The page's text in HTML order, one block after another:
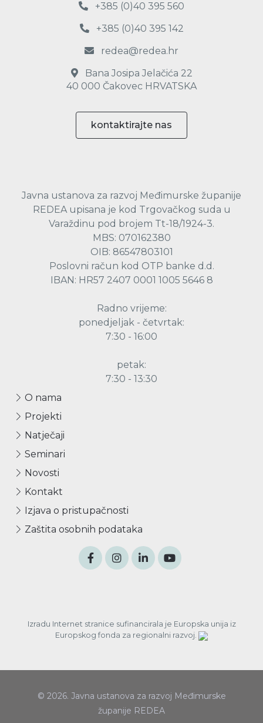
+385 (0)40 395 560
+385 (0)40 395 142
redea@redea.hr
Bana Josipa Jelačića 22
40 000 Čakovec HRVATSKA
kontaktirajte nas
Javna ustanova za razvoj Međimurske županije
REDEA upisana je kod Trgovačkog suda u
Varaždinu pod brojem Tt-18/1924-3.
MBS: 070162380
OIB: 86547803101
Poslovni račun kod OTP banke d.d.
IBAN: HR57 2407 0001 1005 5646 8
Radno vrijeme:
ponedjeljak - četvrtak:
7:30 - 16:00
petak:
7:30 - 13:30
O nama
Projekti
Natječaji
Seminari
Novosti
Kontakt
Izjava o pristupačnosti
Zaštita osobnih podataka
Izradu Internet stranice sufinancirala je Europska unija iz
Europskog fonda za regionalni razvoj.
© 2026. Javna ustanova za razvoj Međimurske
županije REDEA